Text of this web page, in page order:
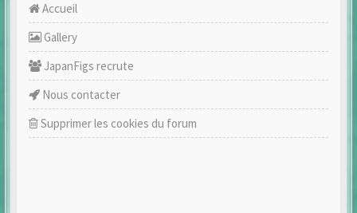
Accueil
Gallery
JapanFigs recrute
Nous contacter
Supprimer les cookies du forum